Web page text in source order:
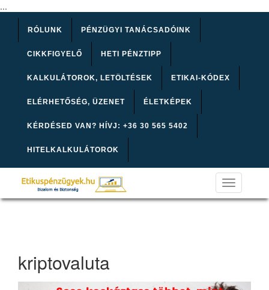
...
RÓLUNK PÉNZÜGYI TANÁCSADÓINK
CIKKFIGYELŐ HETI PÉNZTIPP
KALKULÁTOROK, LETÖLTÉSEK ETIKAI-KÓDEX
ELÉRHETŐSÉG, ÜZENET ÉLETKÉPEK
KÉRDÉSED VAN? HÍVJ: +36 30 565 5402
HITELKALKULÁTOROK
Toggle
navigation
kriptovaluta